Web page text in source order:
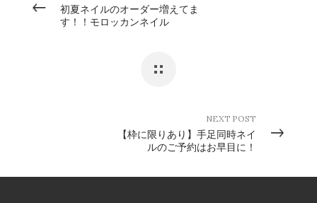
初夏ネイルのオーダー増えてま
す！！モロッカンネイル
NEXT POST
【枠に限りあり】手足同時ネイ
ルのご予約はお早目に！